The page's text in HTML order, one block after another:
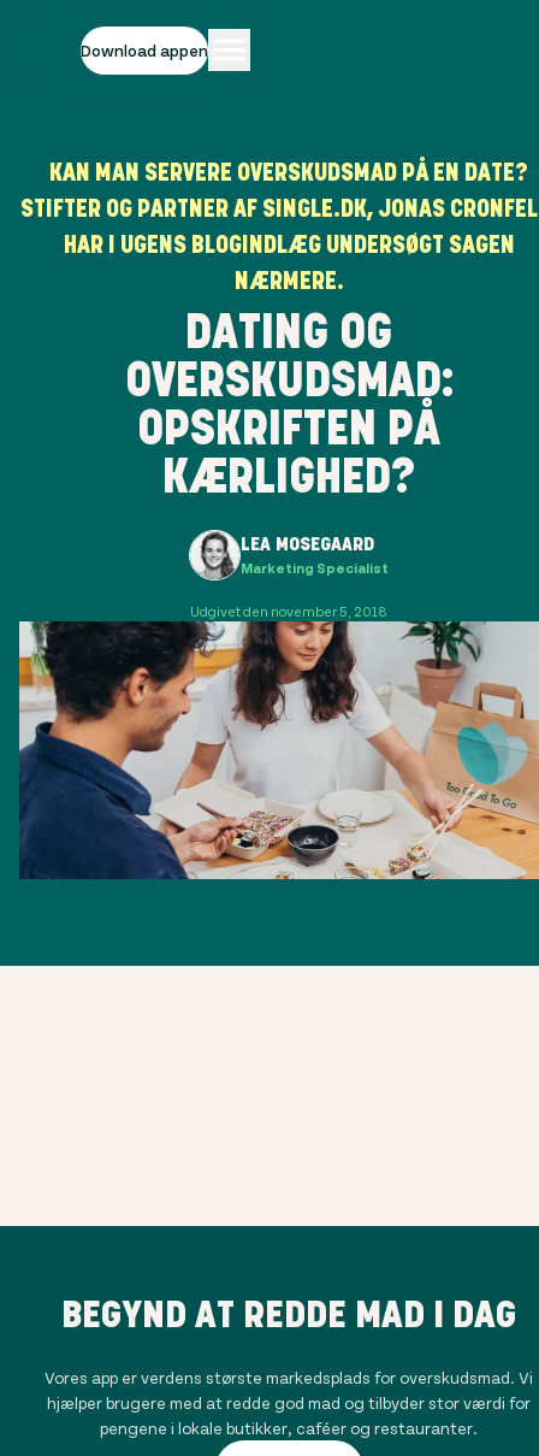
Download appen
KAN MAN SERVERE OVERSKUDSMAD PÅ EN DATE?
STIFTER OG PARTNER AF SINGLE.DK, JONAS
HAR I UGENS BLOGINDLÆG UNDERSØGT SAGEN
NÆRMERE.
DATING OG
OVERSKUDSMAD:
OPSKRIFTEN PÅ
KÆRLIGHED?
LEA MOSEGAARD
Marketing Specialist
Udgivet den november 5, 2018
BEGYND AT REDDE MAD I DAG
Vores app er verdens største markedsplads for overskudsmad. Vi
hjælper brugere med at redde god mad og tilbyder stor værdi for
pengene i lokale butikker, caféer og restauranter.